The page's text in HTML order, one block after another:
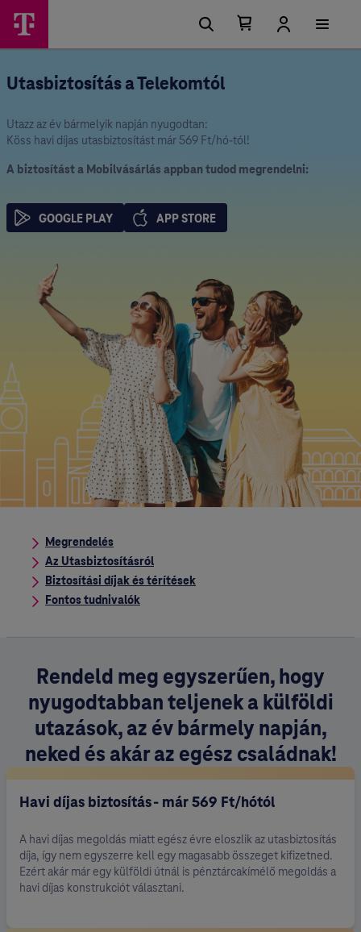
Utasbiztosítás a Telekomtól
Utazz az év bármelyik napján nyugodtan:
Köss havi díjas utasbiztosítást már 569 Ft/hó-tól!
A biztosítást a Mobilvásárlás appban tudod megrendelni:
GOOGLE PLAY APP STORE
Megrendelés
Az Utasbiztosításról
Biztosítási díjak és térítések
Fontos tudnivalók
Rendeld meg egyszerűen, hogy
nyugodtabban teljenek a külföldi
utazások, az év bármely napján,
neked és akár az egész családnak!
Havi díjas biztosítás - már 569 Ft/hótól
A havi díjas megoldás miatt egész évre eloszlik az utasbiztosítás
díja, így nem egyszerre kell egy magasabb összeget kifizetned.
Ezért akár már egy külföldi útnál is pénztárcakímélő megoldás a
havi díjas konstrukciót választani.